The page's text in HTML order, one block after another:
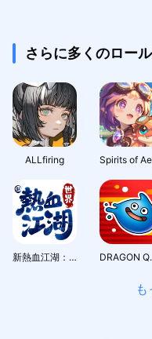
さらに多くのロー
ALLfiring
新熱血江湖：世界